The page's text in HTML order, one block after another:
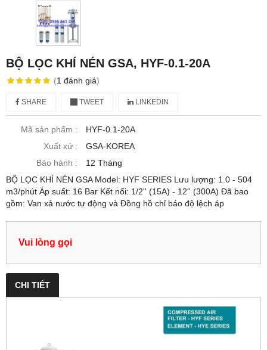
BỘ LỌC KHÍ NÉN GSA, HYF-0.1-20A
(1 đánh giá)
SHARE TWEET LINKEDIN
Mã sản phẩm :
HYF-0.1-20A
Xuất xứ :
GSA-KOREA
Bảo hành :
12 Tháng
BỘ LỌC KHÍ NÉN GSA Model: HYF SERIES Lưu lượng: 1.0 - 504
m3/phút Áp suất: 16 Bar Kết nối: 1/2'' (15A) - 12'' (300A) Đã bao
gồm: Van xả nước tự động và Đồng hồ chỉ báo độ lệch áp
Vui lòng gọi
CHI TIẾT